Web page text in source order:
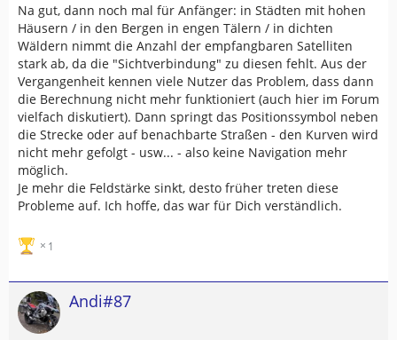
Na gut, dann noch mal für Anfänger: in Städten mit hohen
Häusern / in den Bergen in engen Tälern / in dichten
Wäldern nimmt die Anzahl der empfangbaren Satelliten
stark ab, da die "Sichtverbindung" zu diesen fehlt. Aus der
Vergangenheit kennen viele Nutzer das Problem, dass dann
die Berechnung nicht mehr funktioniert (auch hier im Forum
vielfach diskutiert). Dann springt das Positionssymbol neben
die Strecke oder auf benachbarte Straßen - den Kurven wird
nicht mehr gefolgt - usw... - also keine Navigation mehr
möglich.
Je mehr die Feldstärke sinkt, desto früher treten diese
Probleme auf. Ich hoffe, das war für Dich verständlich.
1
Andi#87